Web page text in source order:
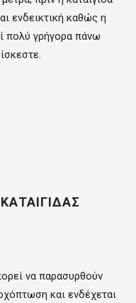
ενδεικτική καθώς η
πολύ γρήγορα πάνω
να παρασυρθούν
και ενδέχεται